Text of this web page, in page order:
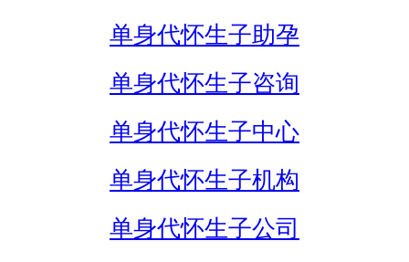
单身代怀生子助孕
单身代怀生子咨询
单身代怀生子中心
单身代怀生子机构
单身代怀生子公司